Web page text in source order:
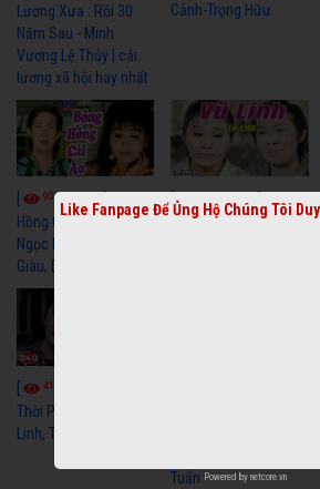
Lương Xưa : Rồi 30
Năm Sau - Minh
Vương Lệ Thủy | cải
lương xã hội hay nhất
Cảnh-Trọng Hữu
9055Video] Bông
Hồng Cài Áo - Vũ Linh,
Ngọc Huyền, Ngọc
Giàu, Diệp Lang
7349 Video] Khi
Hoa Trà Nở - Vũ Linh,
4109
Thời Phóng Đãng - Vũ
Linh, Tài Linh, Chí Linh
Tuấn
Like Fanpage Để Ủng Hộ Chúng Tôi
Powered by netcore.vn